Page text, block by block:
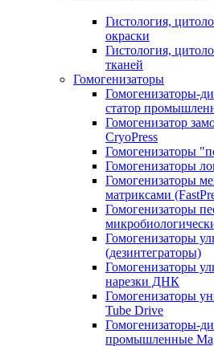
Гистология,
окраски
Гистология,
тканей
Гомогенизаторы
Гомогенизаторы-
статор
Гомогенизатор
CryoPress
Гомогенизаторы
Гомогенизаторы
Гомогенизаторы
матриксами
Гомогенизаторы
Гомогенизаторы
(дезинтеграторы)
Гомогенизаторы
нарезки ДНК
Гомогенизаторы
Tube Drive
Гомогенизаторы-
промышленные